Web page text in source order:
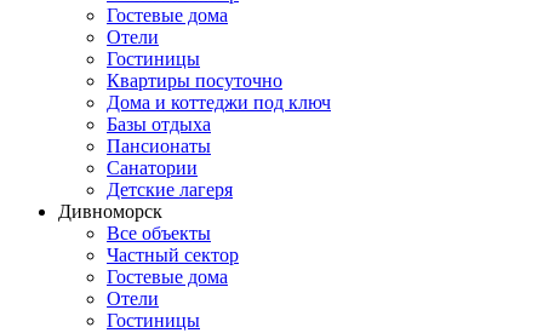
Гостевые дома
Отели
Гостиницы
Квартиры посуточно
Дома и коттеджи под ключ
Базы отдыха
Пансионаты
Санатории
Детские лагеря
Дивноморск
Все объекты
Частный сектор
Гостевые дома
Отели
Гостиницы